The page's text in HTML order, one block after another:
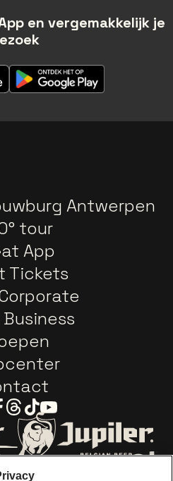
en vergemakkelijk je
Antwerpen
tour
App
Tickets
Threads
TiktokYoutube
website van Europcar